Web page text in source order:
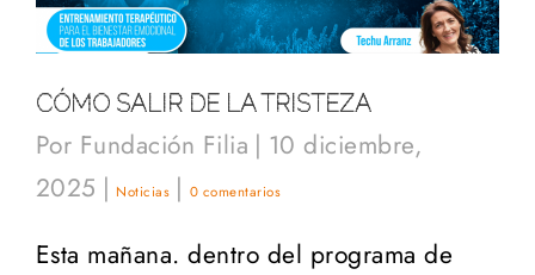
CÓMO SALIR DE LA TRISTEZA
Por Fundación Filia | 10 diciembre,
2025 | Noticias | 0 comentarios
Esta mañana. dentro del programa de